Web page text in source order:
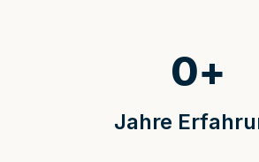
Jahre
0+